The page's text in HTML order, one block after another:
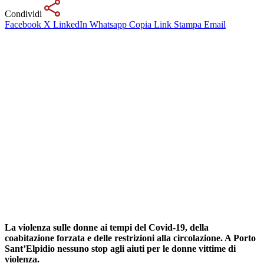
Condividi
Facebook X LinkedIn Whatsapp Copia Link Stampa Email
La violenza sulle donne ai tempi del Covid-19, della
coabitazione forzata e delle restrizioni alla circolazione. A Porto
Sant’Elpidio nessuno stop agli aiuti per le donne vittime di
violenza.